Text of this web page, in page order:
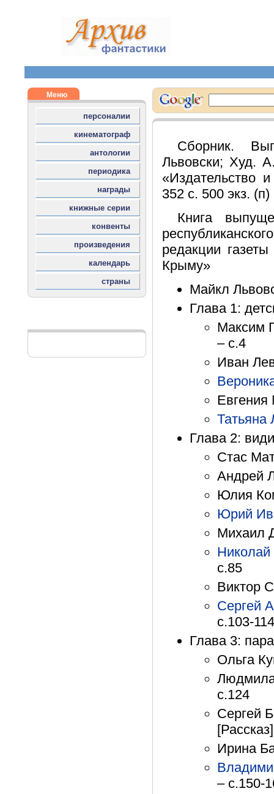
Сборник.
Львовски; Худ.
«Издательство
352 с. 500 экз.
Книга
редакции
Крыму»
Майкл
Глава 1:
Максим
– с.4
Иван
Евгения
Татьяна
Глава 2:
Стас
Андрей
Юлия
Юрий
Михаил
с.85
Виктор
Сергей
с.103-114
Глава 3:
Ольга
с.124
Сергей
Ирина
– с.150-